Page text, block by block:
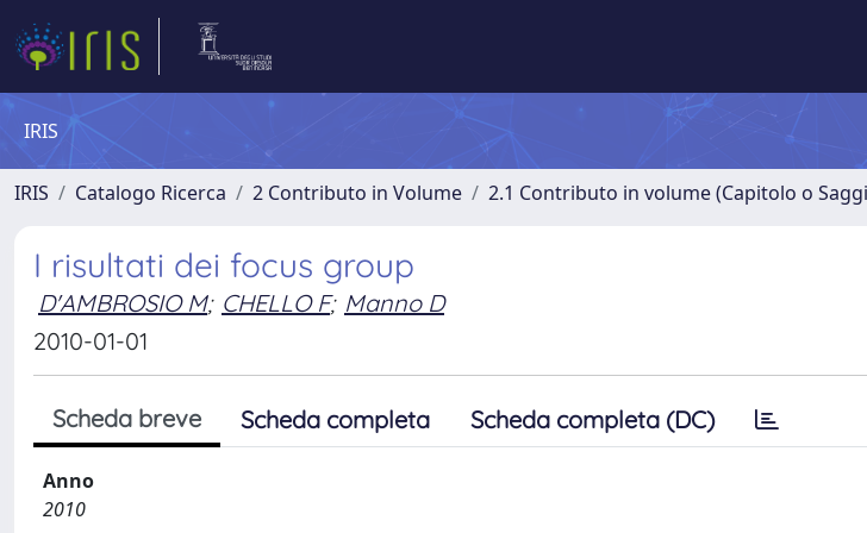
IRIS
IRIS Catalogo Ricerca 2 Contributo in Volume 2.1 Contributo in volume (Capitolo o
I risultati dei focus group
D'AMBROSIO M; CHELLO F; Manno D
2010-01-01
Scheda breve Scheda completa Scheda completa (DC)
Anno
2010